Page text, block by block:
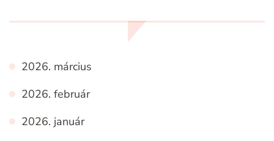
2026. március
2026. február
2026. január